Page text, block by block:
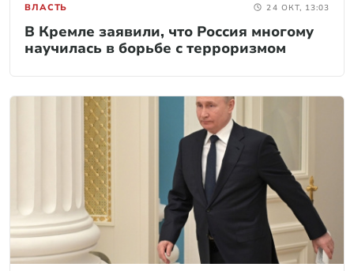
ВЛАСТЬ 24 ОКТ, 13:03
В Кремле заявили, что Россия многому
научилась в борьбе с терроризмом